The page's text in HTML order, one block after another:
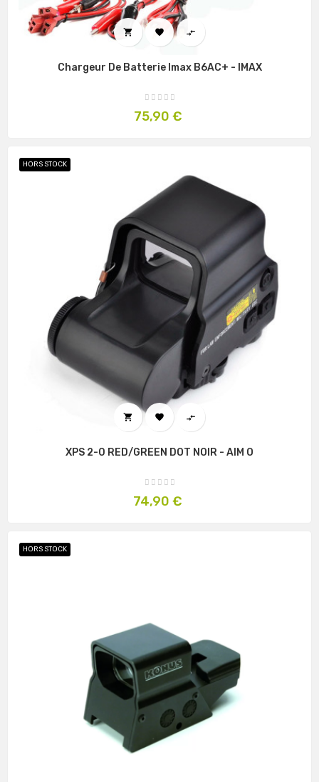
  
Chargeur De Batterie Imax B6AC+ - IMAX
Prix
75,90 €
HORS STOCK
  
XPS 2-0 RED/GREEN DOT NOIR - AIM O
Prix
74,90 €
HORS STOCK